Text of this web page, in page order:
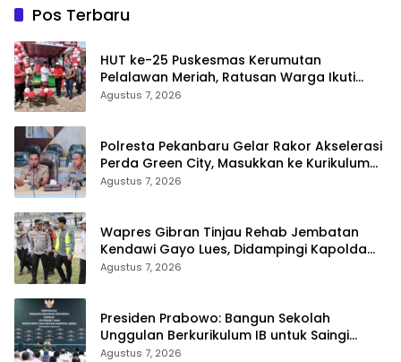
Pos Terbaru
HUT ke-25 Puskesmas Kerumutan
Pelalawan Meriah, Ratusan Warga Ikuti
Jalan Santai dan Cek Kesehatan Gratis
Agustus 7, 2026
Polresta Pekanbaru Gelar Rakor Akselerasi
Perda Green City, Masukkan ke Kurikulum
Sekolah
Agustus 7, 2026
Wapres Gibran Tinjau Rehab Jembatan
Kendawi Gayo Lues, Didampingi Kapolda
Aceh
Agustus 7, 2026
Presiden Prabowo: Bangun Sekolah
Unggulan Berkurikulum IB untuk Saingi
Dunia
Agustus 7, 2026